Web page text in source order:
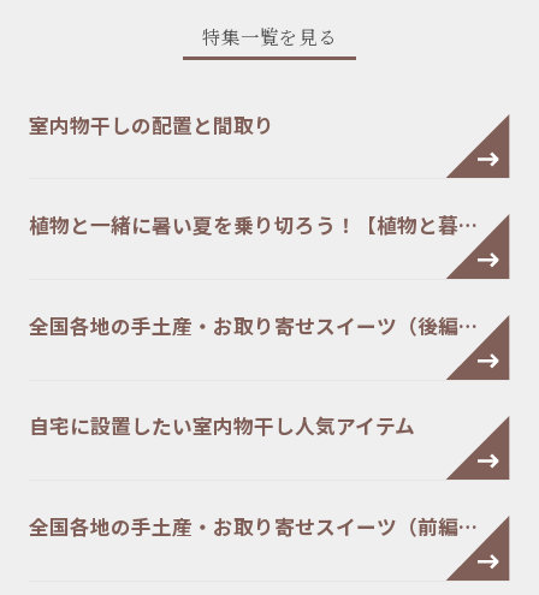
特集一覧を見る
室内物干しの配置と間取り
植物と一緒に暑い夏を乗り切ろう！【植物と暮…
全国各地の手土産・お取り寄せスイーツ（後編…
自宅に設置したい室内物干し人気アイテム
全国各地の手土産・お取り寄せスイーツ（前編…